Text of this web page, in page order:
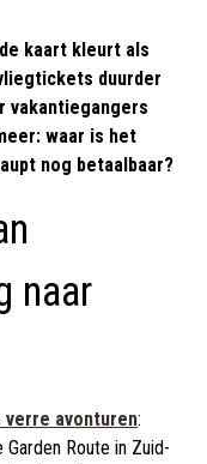
kaart kleurt als
duurder
vakantiegangers
waar is het
nog betaalbaar?
naar
avonturen:
Garden Route in Zuid-